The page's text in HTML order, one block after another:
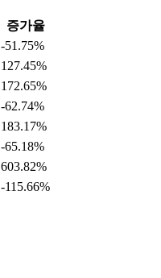
증가율
-51.75%
127.45%
172.65%
-62.74%
183.17%
-65.18%
603.82%
-115.66%